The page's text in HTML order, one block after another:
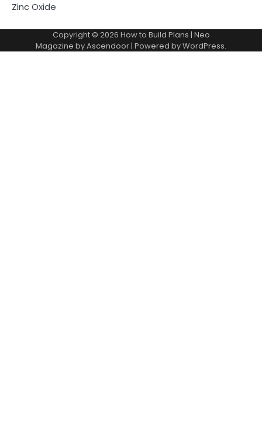
Zinc Oxide
Copyright © 2026 How to Build Plans | Neo
Magazine byAscendoor | Powered byWordPress.